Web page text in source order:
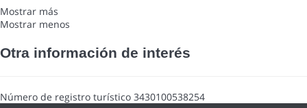
Mostrar más
Mostrar menos
Otra información de interés
Número de registro turístico 3430100538254